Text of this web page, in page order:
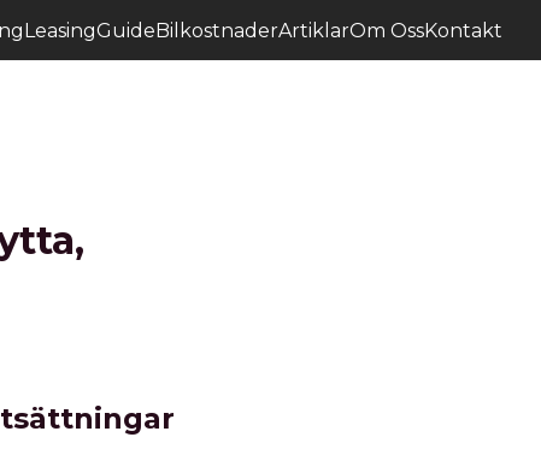
LeasingGuideBilkostnaderArtiklarOm OssKontakt